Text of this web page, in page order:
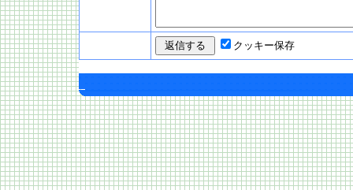
クッキー保存